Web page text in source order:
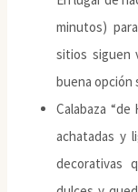
minutos)
sitios siguen
buena opción
Calabaza “de
achatadas y
decorativas